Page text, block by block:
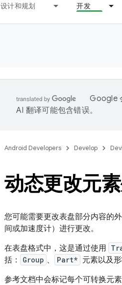
设计和规划 开发
Google
AI 翻译可能包含错误。
Android Developers Develop
动态更改元
您可能需要更改表盘部分内容的
间或加速度计）进行更改。
在表盘格式中，这是通过使用
括：
Group 、 Part* 元素以及
参考文档中会标记每个可转换元素